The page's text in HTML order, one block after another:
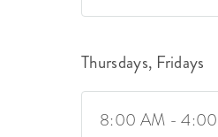
Thursdays, Fridays
8:00 AM -